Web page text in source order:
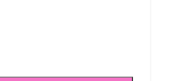
was: €7.10.